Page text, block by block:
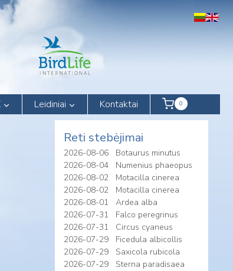
Leidiniai Kontaktai 0
Reti stebėjimai
2026-08-06
Botaurus minutus
2026-08-04
Numenius phaeopus
2026-08-02
Motacilla cinerea
2026-08-02
Motacilla cinerea
2026-08-01
Ardea alba
2026-07-31
Falco peregrinus
2026-07-31
Circus cyaneus
2026-07-29
Ficedula albicollis
2026-07-29
Saxicola rubicola
2026-07-29
Sterna paradisaea